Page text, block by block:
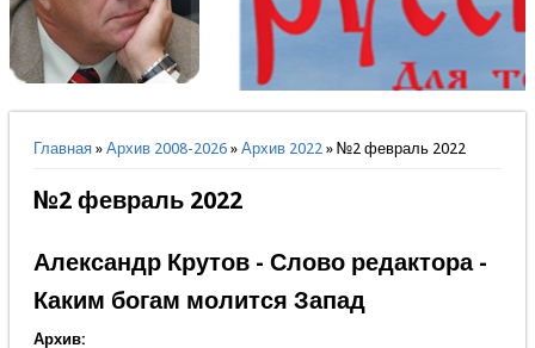
Вы здесь
Главная» Архив 2008-2026» Архив 2022 » №2 февраль 2022
№2 февраль 2022
Александр Крутов - Слово редактора -
Каким богам молится Запад
Архив: